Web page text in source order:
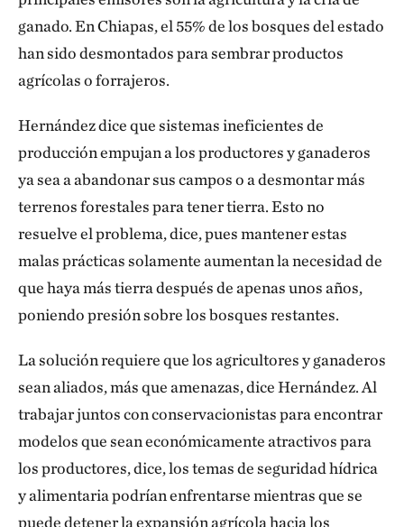
ganado. En Chiapas, el 55% de los bosques del estado
han sido desmontados para sembrar productos
agrícolas o forrajeros.
Hernández dice que sistemas ineficientes de
producción empujan a los productores y ganaderos
ya sea a abandonar sus campos o a desmontar más
terrenos forestales para tener tierra. Esto no
resuelve el problema, dice, pues mantener estas
malas prácticas solamente aumentan la necesidad de
que haya más tierra después de apenas unos años,
poniendo presión sobre los bosques restantes.
La solución requiere que los agricultores y ganaderos
sean aliados, más que amenazas, dice Hernández. Al
trabajar juntos con conservacionistas para encontrar
modelos que sean económicamente atractivos para
los productores, dice, los temas de seguridad hídrica
y alimentaria podrían enfrentarse mientras que se
puede detener la expansión agrícola hacia los